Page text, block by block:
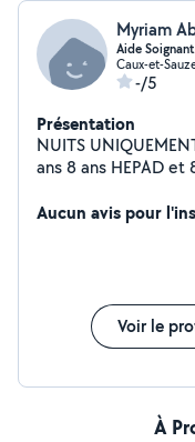
Myriam
Aide
Caux-et-
-/5
Présentation
NUITS
ans 8 ans HEPAD et
uniquement en
Aucun avis pour
Voir le
À